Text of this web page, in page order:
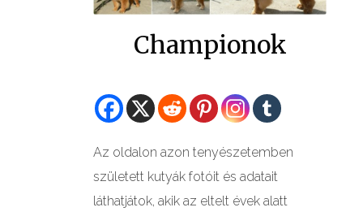
Championok
Az oldalon azon tenyészetemben
született kutyák fotóit és adatait
láthatjátok, akik az eltelt évek alatt